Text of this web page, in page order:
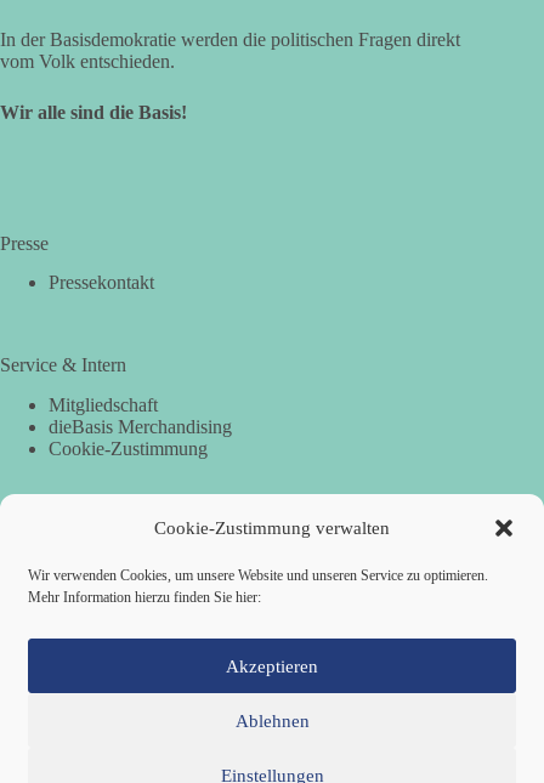
Cookie-Zustimmung verwalten
Wir verwenden Cookies, um unsere Website und unseren Service zu optimieren.
Mehr Information hierzu finden Sie hier:
Akzeptieren
Ablehnen
Einstellungen
In der Basisdemokratie werden die politischen Fragen direkt
vom Volk entschieden.
Wir alle sind die Basis!
Presse
Pressekontakt
Service & Intern
Mitgliedschaft
dieBasis Merchandising
Cookie-Zustimmung
Per Banküberweisung:
IBAN: DE87 2019 0003 0002 2499 01